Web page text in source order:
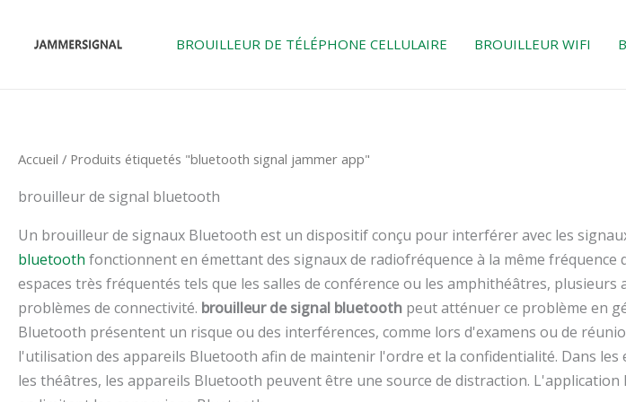
BROUILLEUR DE TÉLÉPHONE CELLULAIRE BROUILLEUR WIFI
Accueil / Produits étiquetés "bluetooth signal jammer app"
brouilleur de signal bluetooth
Un brouilleur de signaux Bluetooth est un dispositif conçu pour interférer avec les
bluetooth fonctionnent en émettant des signaux de radiofréquence à la même
espaces très fréquentés tels que les salles de conférence ou les amphithéâtres,
problèmes de connectivité. brouilleur de signal bluetooth peut atténuer ce problème en
Bluetooth présentent un risque ou des interférences, comme lors d'examens ou de
l'utilisation des appareils Bluetooth afin de maintenir l'ordre et la confidentialité. Dans
les théâtres, les appareils Bluetooth peuvent être une source de distraction.